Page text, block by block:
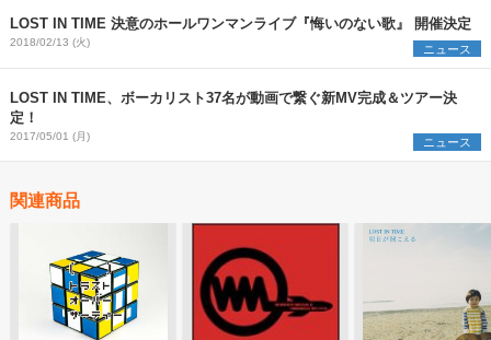
LOST IN TIME 決意のホールワンマンライブ『悔いのない歌』 開催決定
2018/02/13 (火) ニュース
LOST IN TIME、ボーカリスト37名が動画で繋ぐ新MV完成＆ツアー決
定！
2017/05/01 (月) ニュース
関連商品